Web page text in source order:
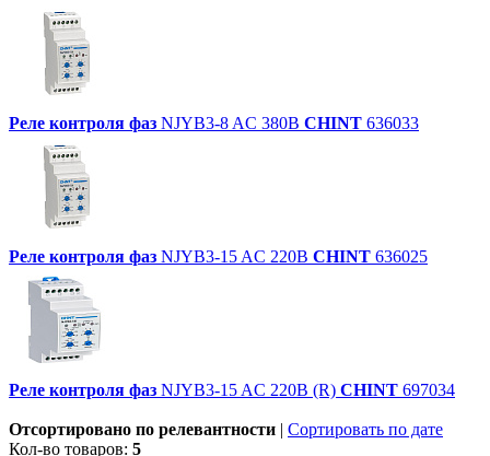
Реле контроля фаз NJYB3-8 AC 380В CHINT 636033
Реле контроля фаз NJYB3-15 AC 220В CHINT 636025
Реле контроля фаз NJYB3-15 AC 220В (R) CHINT 697034
Отсортировано по релевантности | Сортировать по дате
Кол-во товаров: 5